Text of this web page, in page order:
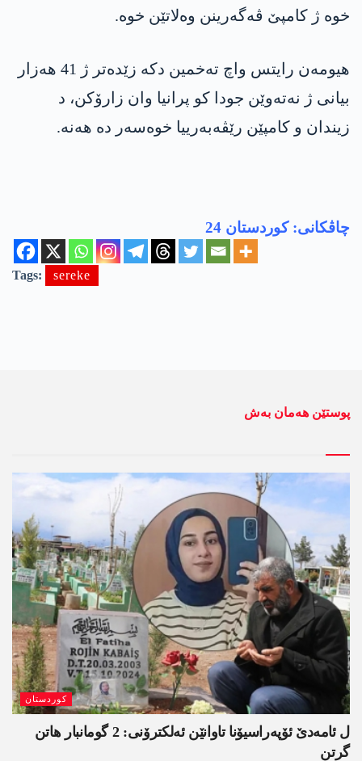
خوە ژ کامپێ ڤەگەرینن وەلاتێن خوە.
هیومه‌ن رایتس واچ تەخمین دکە زێدەتر ژ 41 هەزار
بیانی ژ نەتەوێن جودا کو پرانیا وان زارۆکن، د
زیندان و کامپێن رێڤەبەرییا خوەسەر دە هه‌نه‌.
چاڤكانی: كوردستان 24
Tags: sereke
پوستێن ھەمان بەش
کوردستان
ل ئامەدێ ئۆپەراسیۆنا تاوانێن ئەلکترۆنی: 2 گومانبار ھاتن
گرتن